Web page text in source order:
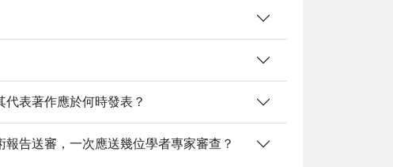
表著作應於何時發表？
告送審，一次應送幾位學者專家審查？